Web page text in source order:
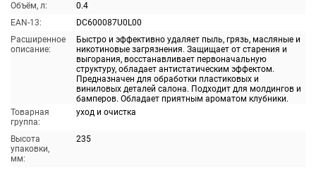
Объём, л:
0.4
EAN-13:
DC600087U0L00
Расширенное
описание:
Быстро и эффективно удаляет пыль, грязь, масляные и
никотиновые загрязнения. Защищает от старения и
выгорания, восстанавливает первоначальную
структуру, обладает антистатическим эффектом.
Предназначен для обработки пластиковых и
виниловых деталей салона. Подходит для молдингов и
бамперов. Обладает приятным ароматом клубники.
Товарная
группа:
уход и очистка
Высота
упаковки,
мм:
235